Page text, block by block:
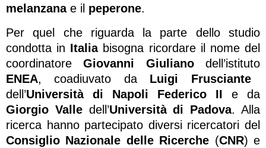
melanzanae il peperone.
Per quel che riguarda la parte dello studio
condotta in Italiabisogna ricordare il nome del
coordinatoreGiovanni Giulianodell’istituto
ENEA, coadiuvato da Luigi Frusciante
dell’Università di Napoli Federico II e da
Giorgio Valledell’Università di Padova. Alla
ricerca hanno partecipato diversi ricercatori del
Consiglio Nazionale delle Ricerche (CNR) e